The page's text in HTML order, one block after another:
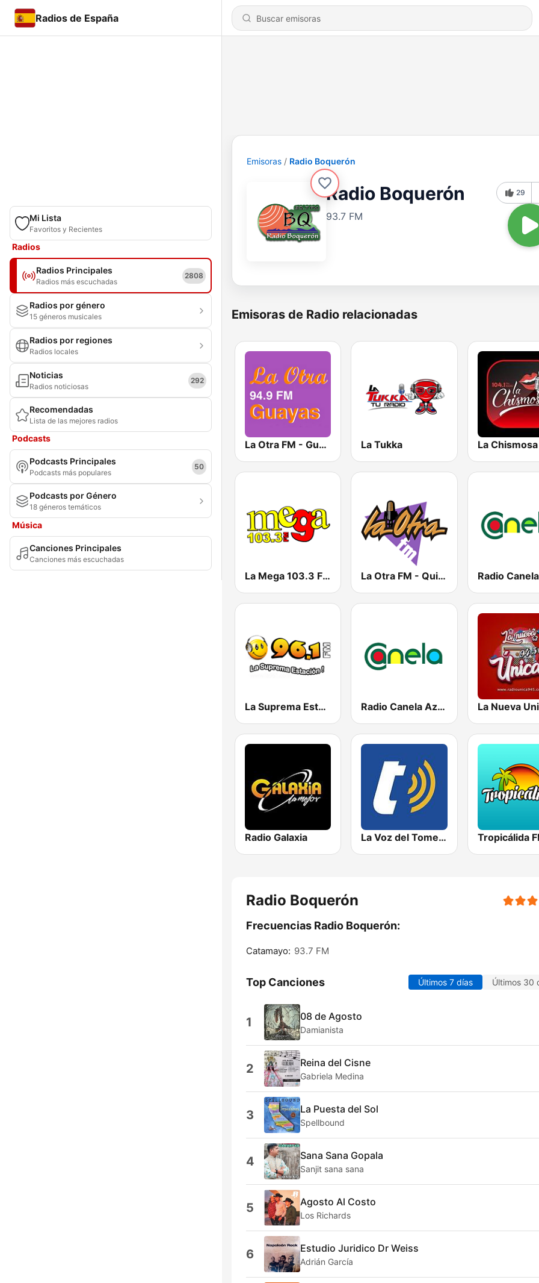
Radios de España
Mi Lista
Favoritos y Recientes
Radios
Radios Principales
Radios más escuchadas
2808
Radios por género
15 géneros musicales
Radios por regiones
Radios locales
Noticias
Radios noticiosas
292
Recomendadas
Lista de las mejores radios
Podcasts
Podcasts Principales
Podcasts más populares
50
Podcasts por Género
18 géneros temáticos
Música
Canciones Principales
Canciones más escuchadas
Emisoras Radio Boquerón
Radio Boquerón
93.7 FM
29
Emisoras de Radio relacionadas
La Otra FM - Guayaquil La Tukka
La Mega 103.3 FM La Otra FM - Quito
La Suprema Estacion 96.1 FM Radio Canela Azuay
Radio Galaxia La Voz del Tomebamba Tropicálida
Radio Boquerón
Frecuencias Radio Boquerón:
Catamayo: 93.7 FM
Top Canciones Últimos 7 días Últimos 30
1 08 de Agosto
Damianista
2 Reina del Cisne
Gabriela Medina
3 La Puesta del Sol
Spellbound
4 Sana Sana Gopala
Sanjit sana sana
5 Agosto Al Costo
Los Richards
6 Estudio Juridico Dr Weiss
Adrián García